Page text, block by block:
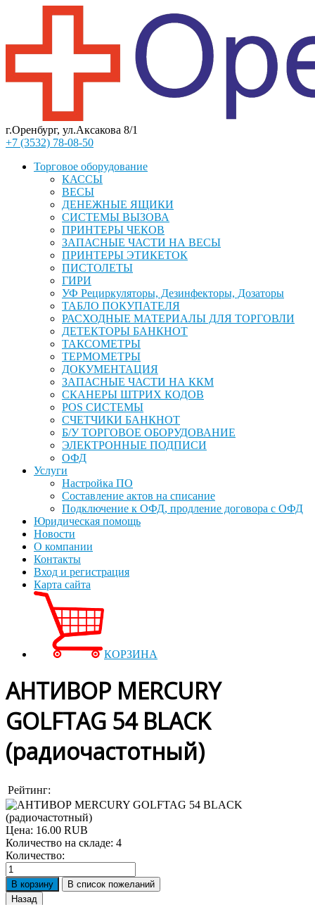
г.Оренбург, ул.Аксакова 8/1
+7 (3532) 78-08-50
Торговое оборудование
КАССЫ
ВЕСЫ
ДЕНЕЖНЫЕ ЯЩИКИ
СИСТЕМЫ ВЫЗОВА
ПРИНТЕРЫ ЧЕКОВ
ЗАПАСНЫЕ ЧАСТИ НА ВЕСЫ
ПРИНТЕРЫ ЭТИКЕТОК
ПИСТОЛЕТЫ
ГИРИ
УФ Рециркуляторы, Дезинфекторы, Дозаторы
ТАБЛО ПОКУПАТЕЛЯ
РАСХОДНЫЕ МАТЕРИАЛЫ ДЛЯ ТОРГОВЛИ
ДЕТЕКТОРЫ БАНКНОТ
ТАКСОМЕТРЫ
ТЕРМОМЕТРЫ
ДОКУМЕНТАЦИЯ
ЗАПАСНЫЕ ЧАСТИ НА ККМ
СКАНЕРЫ ШТРИХ КОДОВ
POS СИСТЕМЫ
СЧЕТЧИКИ БАНКНОТ
Б/У ТОРГОВОЕ ОБОРУДОВАНИЕ
ЭЛЕКТРОННЫЕ ПОДПИСИ
ОФД
Услуги
Настройка ПО
Составление актов на списание
Подключение к ОФД, продление договора с ОФД
Юридическая помощь
Новости
О компании
Контакты
Вход и регистрация
Карта сайта
КОРЗИНА
АНТИВОР MERCURY
GOLFTAG 54 BLACK
(радиочастотный)
Рейтинг:
Цена: 16.00 RUB
Количество на складе: 4
Количество: